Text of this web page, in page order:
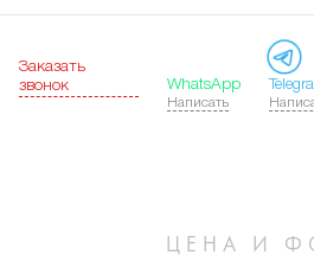
Заказать
звонок
WhatsApp
Написать
ЦЕНА И